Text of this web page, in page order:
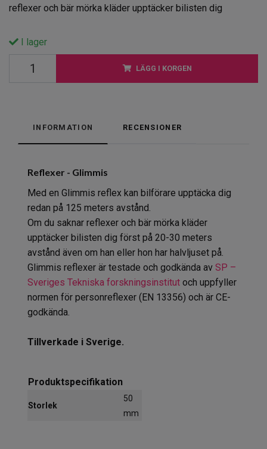
reflexer och bär mörka kläder upptäcker bilisten dig
I lager
LÄGG I KORGEN
INFORMATION RECENSIONER
Reflexer - Glimmis
Med en Glimmis reflex kan bilförare upptäcka dig
redan på 125 meters avstånd.
Om du saknar reflexer och bär mörka kläder
upptäcker bilisten dig först på 20-30 meters
avstånd även om han eller hon har halvljuset på.
Glimmis reflexer är testade och godkända av SP –
Sveriges Tekniska forskningsinstitut och uppfyller
normen för personreflexer (EN 13356) och är CE-
godkända.
Tillverkade i Sverige.
Produktspecifikation
Storlek
50
mm